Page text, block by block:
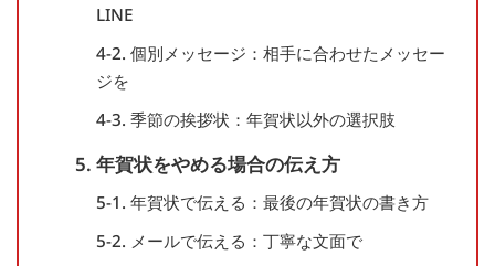
LINE
4-2. 個別メッセージ：相手に合わせたメッセー
ジを
4-3. 季節の挨拶状：年賀状以外の選択肢
5. 年賀状をやめる場合の伝え方
5-1. 年賀状で伝える：最後の年賀状の書き方
5-2. メールで伝える：丁寧な文面で